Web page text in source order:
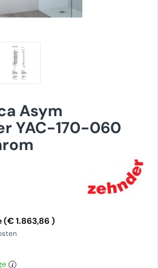
Asym
YAC-170-060
(€ 1.863,86 )